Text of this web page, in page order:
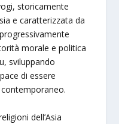
storicamente
e caratterizzata da
morale e politica
sviluppando
di essere
dell’Asia